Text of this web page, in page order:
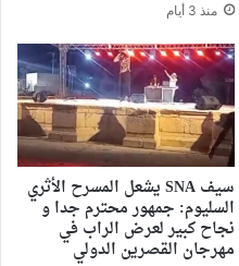
منذ 3 أيام
سيف SNA يشعل المسرح الأثري
السليوم: جمهور محترم جدا و
نجاح كبير لعرض الراب في
مهرجان القصرين الدولي